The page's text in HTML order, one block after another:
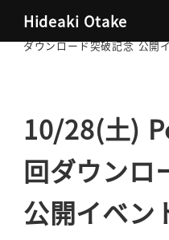
Hideaki Otake
大竹秀明 公式サイト
ダウンロード突破記念 公開
10/28(土)
回ダウンロ
公開イベン